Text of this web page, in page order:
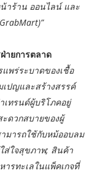
าร้าน ออนไลน์ และ
ายการตลาด
แพร่ระบาดของเชื้อ
ปญและสร้างสรรค์
ทรนด์ผู้บริโภคอยู่
ดวกสบายของผู้
มารถใช้กับหม้ออบลม
ส่ใจสุขภาพ; สินค้า
รทะเลในแพ็คเกจที่